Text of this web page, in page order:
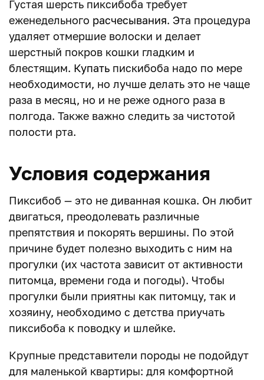
Густая шерсть пиксибоба требует
еженедельного расчесывания. Эта процедура
удаляет отмершие волоски и делает
шерстный покров кошки гладким и
блестящим. Купать пискибоба надо по мере
необходимости, но лучше делать это не чаще
раза в месяц, но и не реже одного раза в
полгода. Также важно следить за чистотой
полости рта.
Условия содержания
Пиксибоб — это не диванная кошка. Он любит
двигаться, преодолевать различные
препятствия и покорять вершины. По этой
причине будет полезно выходить с ним на
прогулки (их частота зависит от активности
питомца, времени года и погоды). Чтобы
прогулки были приятны как питомцу, так и
хозяину, необходимо с детства приучать
пиксибоба к поводку и шлейке.
Крупные представители породы не подойдут
для маленькой квартиры: для комфортной